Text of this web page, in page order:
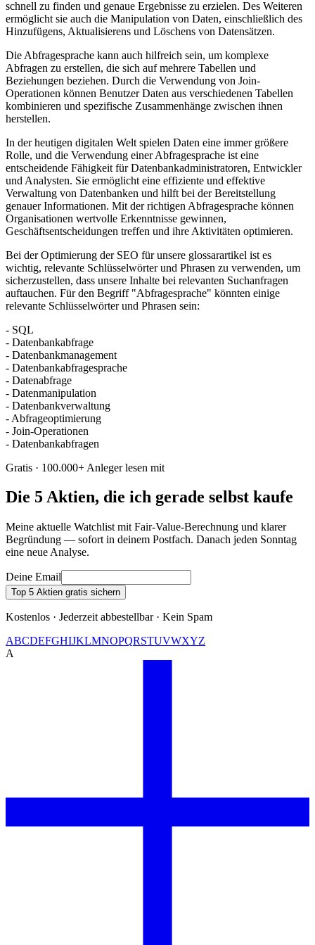
schnell zu finden und genaue Ergebnisse zu erzielen. Des Weiteren
ermöglicht sie auch die Manipulation von Daten, einschließlich des
Hinzufügens, Aktualisierens und Löschens von Datensätzen.
Die Abfragesprache kann auch hilfreich sein, um komplexe
Abfragen zu erstellen, die sich auf mehrere Tabellen und
Beziehungen beziehen. Durch die Verwendung von Join-
Operationen können Benutzer Daten aus verschiedenen Tabellen
kombinieren und spezifische Zusammenhänge zwischen ihnen
herstellen.
In der heutigen digitalen Welt spielen Daten eine immer größere
Rolle, und die Verwendung einer Abfragesprache ist eine
entscheidende Fähigkeit für Datenbankadministratoren, Entwickler
und Analysten. Sie ermöglicht eine effiziente und effektive
Verwaltung von Datenbanken und hilft bei der Bereitstellung
genauer Informationen. Mit der richtigen Abfragesprache können
Organisationen wertvolle Erkenntnisse gewinnen,
Geschäftsentscheidungen treffen und ihre Aktivitäten optimieren.
Bei der Optimierung der SEO für unsere glossarartikel ist es
wichtig, relevante Schlüsselwörter und Phrasen zu verwenden, um
sicherzustellen, dass unsere Inhalte bei relevanten Suchanfragen
auftauchen. Für den Begriff "Abfragesprache" könnten einige
relevante Schlüsselwörter und Phrasen sein:
- SQL
- Datenbankabfrage
- Datenbankmanagement
- Datenbankabfragesprache
- Datenabfrage
- Datenmanipulation
- Datenbankverwaltung
- Abfrageoptimierung
- Join-Operationen
- Datenbankabfragen
Gratis · 100.000+ Anleger lesen mit
Die 5 Aktien, die ich gerade selbst kaufe
Meine aktuelle Watchlist mit Fair-Value-Berechnung und klarer
Begründung — sofort in deinem Postfach. Danach jeden Sonntag
eine neue Analyse.
Deine Email
Top 5 Aktien gratis sichern
Kostenlos · Jederzeit abbestellbar · Kein Spam
ABCDEFGHIJKLMNOPQRSTUVWXYZ
A